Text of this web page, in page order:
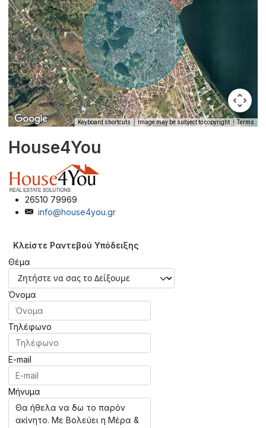
Keyboard shortcuts Image may be subject to copyright Terms
House4You
26510 79969
info@house4you.gr
Κλείστε Ραντεβού Υπόδειξης
Θέμα
Όνομα
Τηλέφωνο
E-mail
Μήνυμα